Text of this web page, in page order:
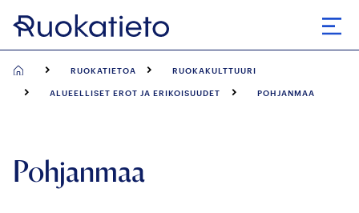
Siirry
suoraan
RUOKATIETOA RUOKAKULTTUURI
ALUEELLISET EROT JA ERIKOISUUDET POHJANMAA
Pohjanmaa